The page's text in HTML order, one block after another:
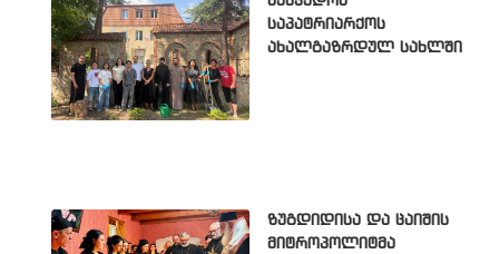
საპატრიარქოს
ახალგაზრდულ სახლში
ზუგდიდისა და ცაიშის
მიტროპოლიტმა